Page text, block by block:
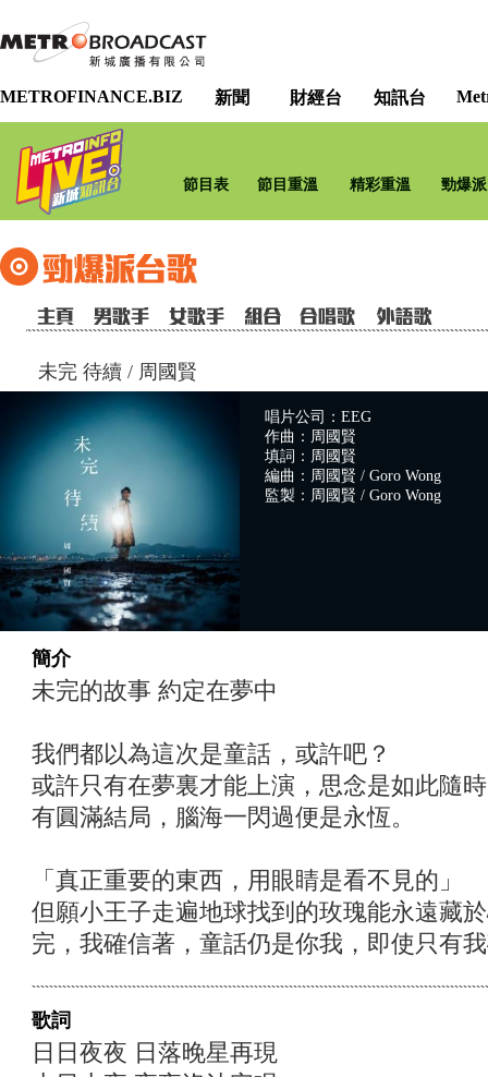
METROFINANCE.BIZ 新聞 財經台 知訊台
節目表 節目重溫 精彩重溫 勁爆
未完 待續 / 周國賢
唱片公司：EEG
作曲：周國賢
填詞：周國賢
編曲：周國賢 / Goro Wong
監製：周國賢 / Goro Wong
簡介
未完的故事 約定在夢中
我們都以為這次是童話，或許吧？
或許只有在夢裏才能上演，思念是如此隨
有圓滿結局，腦海一閃過便是永恆。
「真正重要的東西，用眼睛是看不見的」
但願小王子走遍地球找到的玫瑰能永遠藏
完，我確信著，童話仍是你我，即使只有
歌詞
日日夜夜 日落晚星再現